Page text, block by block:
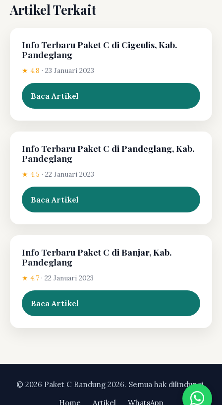
Artikel Terkait
Info Terbaru Paket C di Cigeulis, Kab.
Pandeglang
★ 4.8 · 23 Januari 2023
Baca Artikel
Info Terbaru Paket C di Pandeglang, Kab.
Pandeglang
★ 4.5 · 22 Januari 2023
Baca Artikel
Info Terbaru Paket C di Banjar, Kab.
Pandeglang
★ 4.7 · 22 Januari 2023
Baca Artikel
© 2026 Paket C Bandung 2026. Semua hak dilindungi.
Home
Artikel WhatsApp